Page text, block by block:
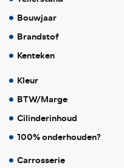
Bouwjaar
Brandstof
Kenteken
Kleur
BTW/Marge
Cilinderinhoud
100% onderhouden?
Carrosserie